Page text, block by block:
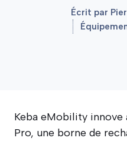
Écrit par
Keba eMobility innove
Pro, une borne de